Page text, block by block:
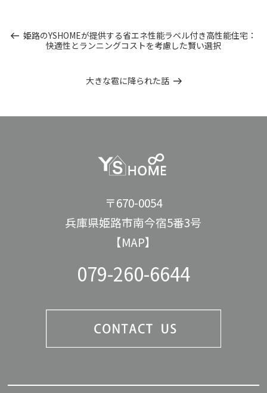
投
ゲ
過 姫路のYSHOMEが提供する省エネ性能ラベル付き高性能住宅：
快適性とランニングコストを考慮した賢い選択
次
大きな雹に降られた話
〒670-0054
兵庫県姫路市南今宿5番3号
【MAP】
079-260-6644